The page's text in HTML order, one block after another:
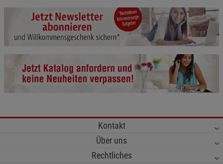
Kontakt
Über uns
Rechtliches
Notwendige Cookies (5)
Beschreibung Notwendige Cookies
Cookie-Informationenanzeigen
Statistik Cookies (1) Statistik Cookies
Marketing Cookies (3)
Beschreibung Marketing Cookies